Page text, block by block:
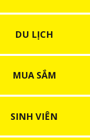
DU LỊCH
MUA SẮM
SINH VIÊN